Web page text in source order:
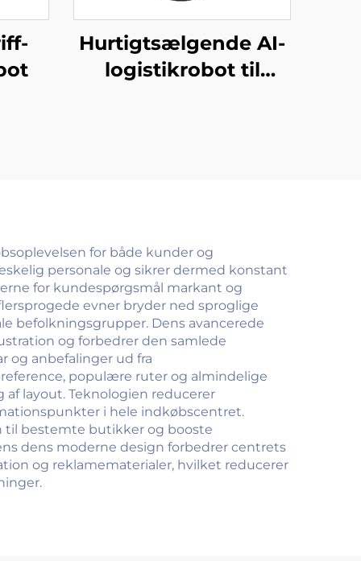
Hurtigtsælgende AI-
logistikrobot til
for både kunder og
personale og sikrer dermed konstant
for kundespørgsmål markant og
evner bryder ned sproglige
befolkningsgrupper. Dens avancerede
og forbedrer den samlede
og anbefalinger ud fra
populære ruter og almindelige
layout. Teknologien reducerer
i hele indkøbscentret.
bestemte butikker og booste
dens moderne design forbedrer centrets
og reklamematerialer, hvilket reducerer